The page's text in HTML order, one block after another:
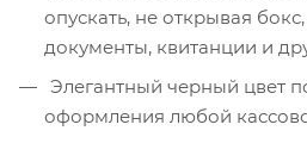
опускать, не открывая
документы, квитанции и
Элегантный черный цвет
оформления любой